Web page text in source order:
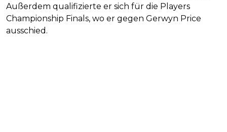
Außerdem qualifizierte er sich für die Players
Championship Finals, wo er gegen Gerwyn Price
ausschied.